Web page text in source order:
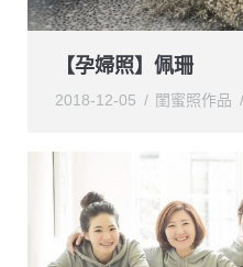
【孕婦照】佩珊
2018-12-05 閨蜜照作品